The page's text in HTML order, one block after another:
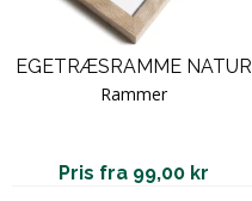
EGETRÆSRAMME NATUR
Rammer
Pris fra 99,00 kr